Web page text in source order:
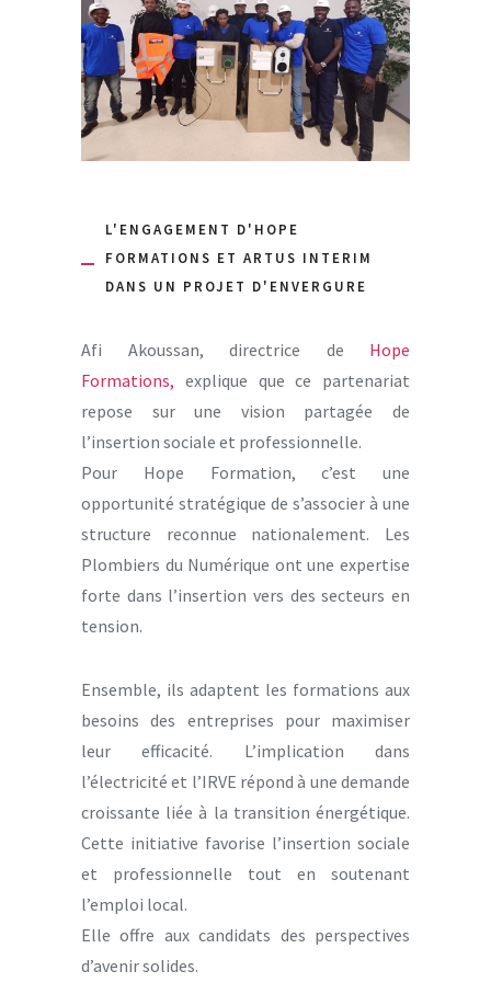
L'ENGAGEMENT D'HOPE
FORMATIONS ET ARTUS INTERIM
DANS UN PROJET D'ENVERGURE
Afi Akoussan, directrice de Hope
Formations, explique que ce partenariat
repose sur une vision partagée de
l’insertion sociale et professionnelle.
Pour Hope Formation, c’est une
opportunité stratégique de s’associer à une
structure reconnue nationalement. Les
Plombiers du Numérique ont une expertise
forte dans l’insertion vers des secteurs en
tension.
Ensemble, ils adaptent les formations aux
besoins des entreprises pour maximiser
leur efficacité. L’implication dans
l’électricité et l’IRVE répond à une demande
croissante liée à la transition énergétique.
Cette initiative favorise l’insertion sociale
et professionnelle tout en soutenant
l’emploi local.
Elle offre aux candidats des perspectives
d’avenir solides.